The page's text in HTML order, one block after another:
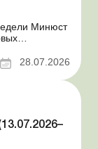
Минюст
по
28.07.2026